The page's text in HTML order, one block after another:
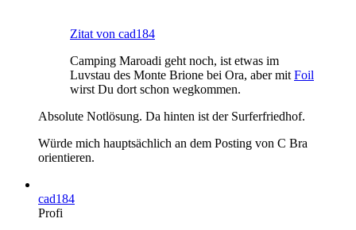
Zitat von cad184
Camping Maroadi geht noch, ist etwas im
Luvstau des Monte Brione bei Ora, aber mit Foil
wirst Du dort schon wegkommen.
Absolute Notlösung. Da hinten ist der Surferfriedhof.
Würde mich hauptsächlich an dem Posting von C Bra
orientieren.
cad184
Profi